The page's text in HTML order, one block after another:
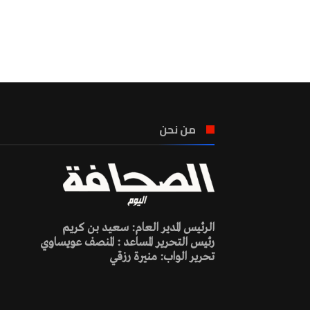
من نحن
الرئيس المدير العام: سعيد بن كريم
رئيس التحرير المساعد : المنصف عويساوي
تحرير الواب: منيرة رزقي